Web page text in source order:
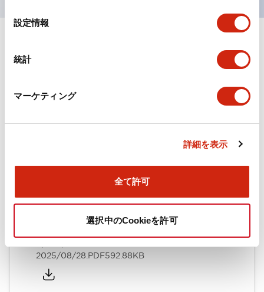
設定情報
統計
マーケティング
詳細を表示
全て許可
選択中のCookieを許可
ドキュメントとファイル
カタログ CAD
ARN形モノレバースイッチ／CSシリーズカムスイッチ
2025/08/28.PDF1.20MB
2025/08/28.PDF592.88KB